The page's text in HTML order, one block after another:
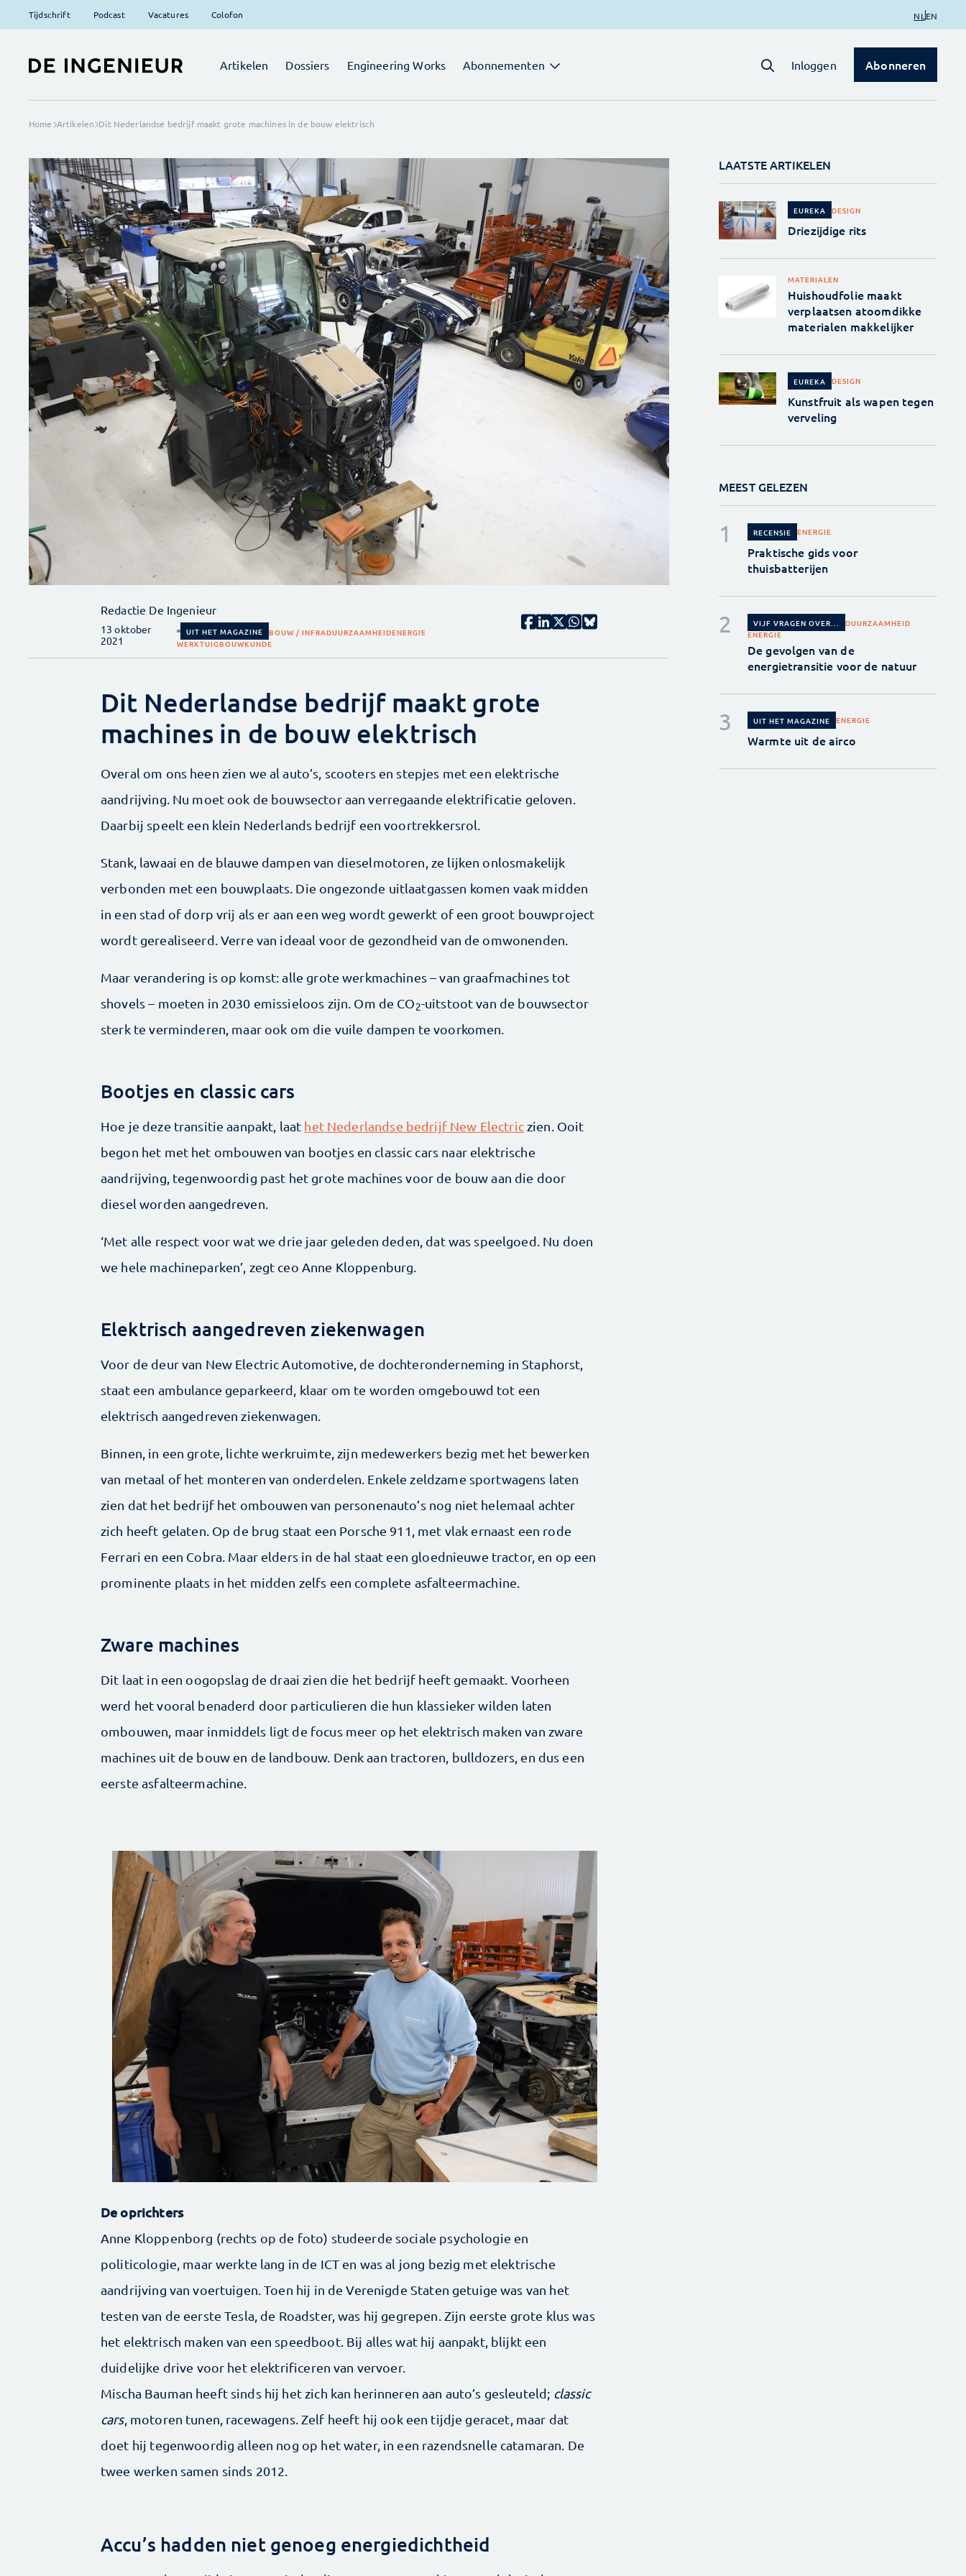
Tijdschrift Podcast Vacatures Colofon NL EN
Artikelen Dossiers Engineering Works Abonnementen Inloggen Abonneren
Home Artikelen Dit Nederlandse bedrijf maakt grote machines in de bouw elektrisch
Redactie De Ingenieur
13 oktober
2021
UIT HET MAGAZINE BOUW / INFRADUURZAAMHEIDENERGIE
WERKTUIGBOUWKUNDE
Dit Nederlandse bedrijf maakt grote
machines in de bouw elektrisch
Overal om ons heen zien we al auto’s, scooters en stepjes met een elektrische
aandrijving. Nu moet ook de bouwsector aan verregaande elektrificatie geloven.
Daarbij speelt een klein Nederlands bedrijf een voortrekkersrol.
Stank, lawaai en de blauwe dampen van dieselmotoren, ze lijken onlosmakelijk
verbonden met een bouwplaats. Die ongezonde uitlaatgassen komen vaak midden
in een stad of dorp vrij als er aan een weg wordt gewerkt of een groot bouwproject
wordt gerealiseerd. Verre van ideaal voor de gezondheid van de omwonenden.
Maar verandering is op komst: alle grote werkmachines – van graafmachines tot
shovels – moeten in 2030 emissieloos zijn. Om de CO2-uitstoot van de bouwsector
sterk te verminderen, maar ook om die vuile dampen te voorkomen.
Bootjes en classic cars
Hoe je deze transitie aanpakt, laat het Nederlandse bedrijf New Electriczien. Ooit
begon het met het ombouwen van bootjes en classic cars naar elektrische
aandrijving, tegenwoordig past het grote machines voor de bouw aan die door
diesel worden aangedreven.
‘Met alle respect voor wat we drie jaar geleden deden, dat was speelgoed. Nu doen
we hele machineparken’, zegt ceo Anne Kloppenburg.
Elektrisch aangedreven ziekenwagen
Voor de deur van New Electric Automotive, de dochteronderneming in Staphorst,
staat een ambulance geparkeerd, klaar om te worden omgebouwd tot een
elektrisch aangedreven ziekenwagen.
Binnen, in een grote, lichte werkruimte, zijn medewerkers bezig met het bewerken
van metaal of het monteren van onderdelen. Enkele zeldzame sportwagens laten
zien dat het bedrijf het ombouwen van personenauto’s nog niet helemaal achter
zich heeft gelaten. Op de brug staat een Porsche 911, met vlak ernaast een rode
Ferrari en een Cobra. Maar elders in de hal staat een gloednieuwe tractor, en op een
prominente plaats in het midden zelfs een complete asfalteermachine.
Zware machines
Dit laat in een oogopslag de draai zien die het bedrijf heeft gemaakt. Voorheen
werd het vooral benaderd door particulieren die hun klassieker wilden laten
ombouwen, maar inmiddels ligt de focus meer op het elektrisch maken van zware
machines uit de bouw en de landbouw. Denk aan tractoren, bulldozers, en dus een
eerste asfalteermachine.
De oprichters
Anne Kloppenborg (rechts op de foto) studeerde sociale psychologie en
politicologie, maar werkte lang in de ICT en was al jong bezig met elektrische
aandrijving van voertuigen. Toen hij in de Verenigde Staten getuige was van het
testen van de eerste Tesla, de Roadster, was hij gegrepen. Zijn eerste grote klus was
het elektrisch maken van een speedboot. Bij alles wat hij aanpakt, blijkt een
duidelijke drive voor het elektrificeren van vervoer.
Mischa Bauman heeft sinds hij het zich kan herinneren aan auto’s gesleuteld; classic
cars, motoren tunen, racewagens. Zelf heeft hij ook een tijdje geracet, maar dat
doet hij tegenwoordig alleen nog op het water, in een razendsnelle catamaran. De
twee werken samen sinds 2012.
Accu’s hadden niet genoeg energiedichtheid
LAATSTE ARTIKELEN
EUREKA DESIGN
Driezijdige rits
MATERIALEN
Huishoudfolie maakt
verplaatsen atoomdikke
materialen makkelijker
EUREKA DESIGN
Kunstfruit als wapen tegen
verveling
MEEST GELEZEN
RECENSIE ENERGIE
Praktische gids voor
thuisbatterijen
VIJF VRAGEN OVER...
DUURZAAMHEID
ENERGIE
De gevolgen van de
energietransitie voor de natuur
UIT HET MAGAZINE ENERGIE
Warmte uit de airco